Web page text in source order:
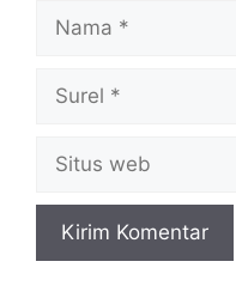
Nama
Surel
Situs
web